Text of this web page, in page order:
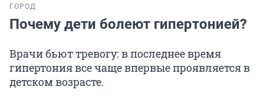
ГОРОД
Почему дети болеют гипертонией?
Врачи бьют тревогу: в последнее время
гипертония все чаще впервые проявляется в
детском возрасте.